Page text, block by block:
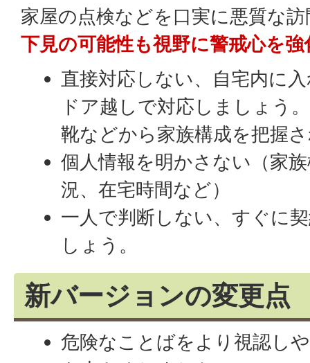
家屋の点検などを口実に悪質な
下見の可能性も視野に警戒心を強
直接対応しない、自宅内に
ドア越しで対応しましょう
靴などから家族構成を把握
個人情報を明かさない（家
況、在宅時間など）
一人で判断しない、すぐに
しょう。
新バージョンの変更点
危険なことばをより視認し